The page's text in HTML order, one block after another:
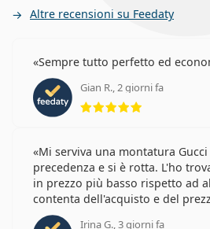
Altre recensioni su Feedaty
Sempre tutto perfetto ed
Gian R., 2 giorni fa
Mi serviva una montatura
precedenza e si è rotta. L'ho
in prezzo più basso rispetto ad
contenta dell'acquisto e del
Irina G., 3 giorni fa